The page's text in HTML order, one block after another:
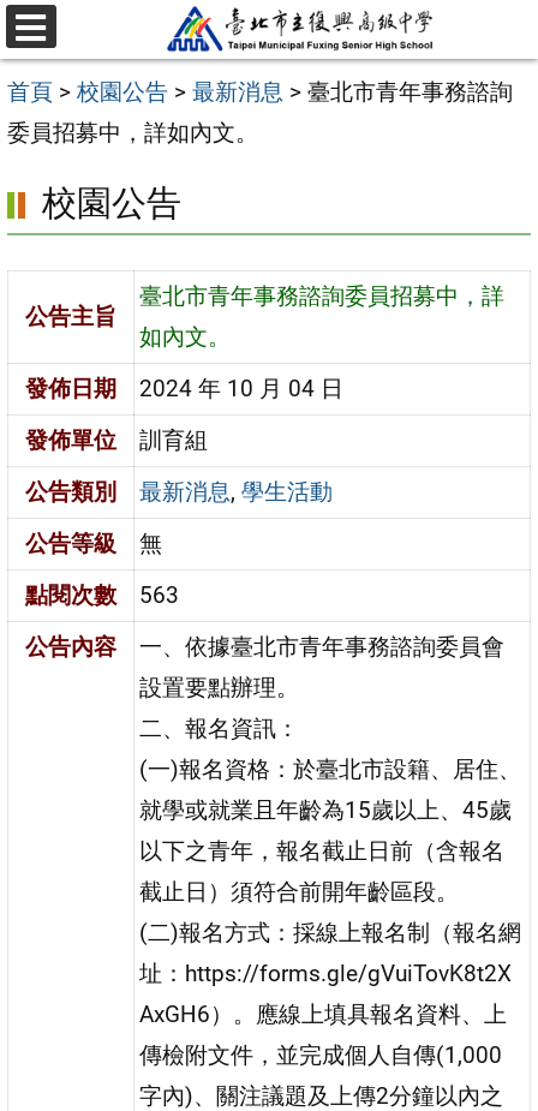
跳
至
主
要
容
區
選
單
首頁 > 校園公告 > 最新消息 > 臺北市青年事務諮詢
委員招募中，詳如內文。
校園公告
公告主旨
臺北市青年事務諮詢委員招募中，詳
如內文。
發佈日期
2024 年 10 月 04 日
發佈單位
訓育組
公告類別
最新消息,學生活動
公告等級
無
點閱次數
563
公告內容
一、依據臺北市青年事務諮詢委員會
設置要點辦理。
二、報名資訊：
(一)報名資格：於臺北市設籍、居住、
就學或就業且年齡為15歲以上、45歲
以下之青年，報名截止日前（含報名
截止日）須符合前開年齡區段。
(二)報名方式：採線上報名制（報名網
址：https://forms.gle/gVuiTovK8t2X
AxGH6）。應線上填具報名資料、上
傳檢附文件，並完成個人自傳(1,000
字內)、關注議題及上傳2分鐘以內之